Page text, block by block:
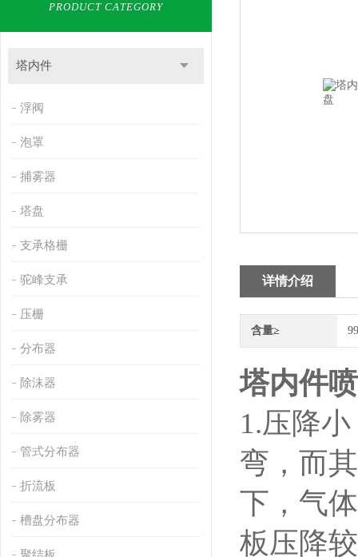
PRODUCT CATEGORY
塔内件
浮阀
泡罩
捕雾器
塔盘
支承格栅
驼峰支承
压栅
分布器
除沫器
除雾器
管式分布器
折流板
槽盘分布器
详情介绍
含量≥
塔内件
1.压降
弯，而
下，气
板压降